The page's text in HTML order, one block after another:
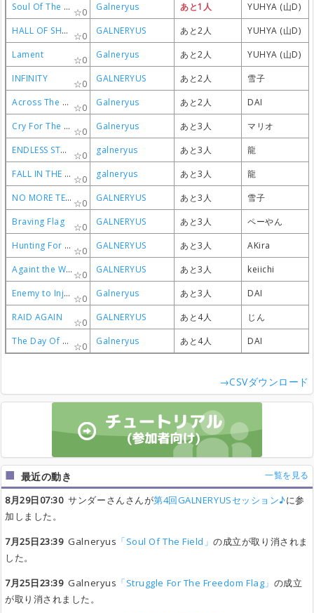
Soul Of The Field
0 Galneryus あと1人
YUHYA (山D)
HALL OF SHAME
0 GALNERYUS あと2人
YUHYA (山D)
Lament
0 Galneryus あと2人
YUHYA (山D)
INFINITY
0 GALNERYUS あと2人
雪子
Across The Rainbow
0 Galneryus あと2人
DAI
Cry For The Dark
0 Galneryus あと3人
マリオ
ENDLESS STORY
0 galneryus あと3人
龍
FALL IN THE DARK
0 galneryus あと3人
龍
NO MORE TEARS
0 GALNERYUS あと3人
雪子
Braving Flag
0 GALNERYUS あと3人
ペーやん
Hunting For Your Dream
0 GALNERYUS あと3人
AKira
Againt the Wind (Stratovarius cover)
0 GALNERYUS あと3人
keiichi
Enemy to Injustice
0 Galneryus あと3人
DAI
RAID AGAIN
0 GALNERYUS あと4人
じん
The Day Of Retribution
0 Galneryus あと4人 DAI
Soul Of The Field
0 Galneryus あと1人
YUHYA (山D)
HALL OF SHAME
0 GALNERYUS あと2人
YUHYA (山D)
Lament
0 Galneryus あと2人
YUHYA (山D)
INFINITY
0 GALNERYUS あと2人
雪子
Across The Rainbow
0 Galneryus あと2人
DAI
Cry For The Dark
0 Galneryus あと3人
マリオ
ENDLESS STORY
0 galneryus あと3人
龍
FALL IN THE DARK
0 galneryus あと3人
龍
NO MORE TEARS
0 GALNERYUS あと3人
雪子
Braving Flag
0 GALNERYUS あと3人
ペーやん
Hunting For Your Dream
0 GALNERYUS あと3人
AKira
Againt the Wind (Stratovarius cover)
0 GALNERYUS あと3人
keiichi
Enemy to Injustice
0 Galneryus あと3人
DAI
RAID AGAIN
0 GALNERYUS あと4人
じん
The Day Of Retribution
0 Galneryus あと4人 DAI
Soul Of The Field
0 Galneryus あと1人
YUHYA (山D)
HALL OF SHAME
0 GALNERYUS あと2人
YUHYA (山D)
Lament
0 Galneryus あと2人
YUHYA (山D)
INFINITY
0 GALNERYUS あと2人
雪子
Across The Rainbow
0 Galneryus あと2人
DAI
Cry For The Dark
0 Galneryus あと3人
マリオ
ENDLESS STORY
0 galneryus あと3人
龍
FALL IN THE DARK
0 galneryus あと3人
龍
NO MORE TEARS
0 GALNERYUS あと3人
雪子
Braving Flag
0 GALNERYUS あと3人
ペーやん
Hunting For Your Dream
0 GALNERYUS あと3人
AKira
Againt the Wind (Stratovarius cover)
0 GALNERYUS あと3人
keiichi
Enemy to Injustice
0 Galneryus あと3人
DAI
RAID AGAIN
0 GALNERYUS あと4人
じん
The Day Of Retribution
0 Galneryus あと4人 DAI
Soul Of The Field
0 Galneryus あと1人
YUHYA (山D)
HALL OF SHAME
0 GALNERYUS あと2人
YUHYA (山D)
Lament
0 Galneryus あと2人
YUHYA (山D)
INFINITY
0 GALNERYUS あと2人
雪子
Across The Rainbow
0 Galneryus あと2人
DAI
Cry For The Dark
0 Galneryus あと3人
マリオ
ENDLESS STORY
0 galneryus あと3人
龍
FALL IN THE DARK
0 galneryus あと3人
龍
NO MORE TEARS
0 GALNERYUS あと3人
雪子
Braving Flag
0 GALNERYUS あと3人
ペーやん
Hunting For Your Dream
0 GALNERYUS あと3人
AKira
Againt the Wind (Stratovarius cover)
0 GALNERYUS あと3人
keiichi
Enemy to Injustice
0 Galneryus あと3人
DAI
RAID AGAIN
0 GALNERYUS あと4人
じん
The Day Of Retribution
0 Galneryus あと4人 DAI
→CSVダウンロード
最近の動き 一覧を見る
8月29日07:30サンダーさんさんが第4回GALNERYUSセッション♪に参
加しました。
7月25日23:39Galneryus 「Soul Of The Field」の成立が取り消されま
した。
7月25日23:39Galneryus 「Struggle For The Freedom Flag」 の成立
が取り消されました。